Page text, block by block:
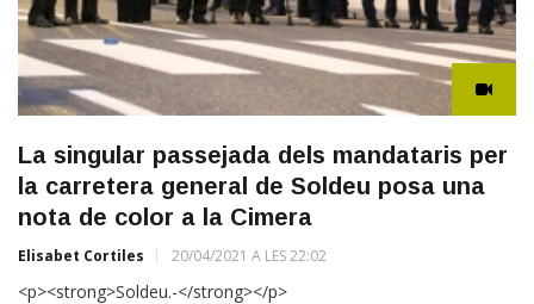
La singular passejada dels mandataris per
la carretera general de Soldeu posa una
nota de color a la Cimera
Elisabet Cortiles 20/04/2021 A LES 22:02
<p><strong>Soldeu.-</strong></p>